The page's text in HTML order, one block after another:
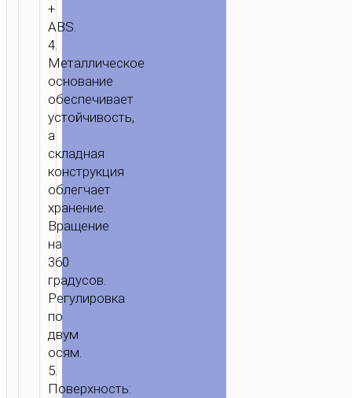
ГЛАВНАЯ / ЗАРЯДКА
+
ABS.
4.
Металлическое
основание
обеспечивает
устойчивость,
а
складная
конструкция
облегчает
хранение.
Вращение
на
360
градусов.
Регулировка
по
двум
осям.
5.
Поверхность: